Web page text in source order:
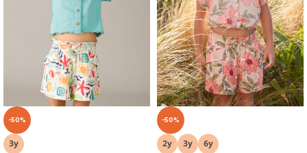
-50% -50%